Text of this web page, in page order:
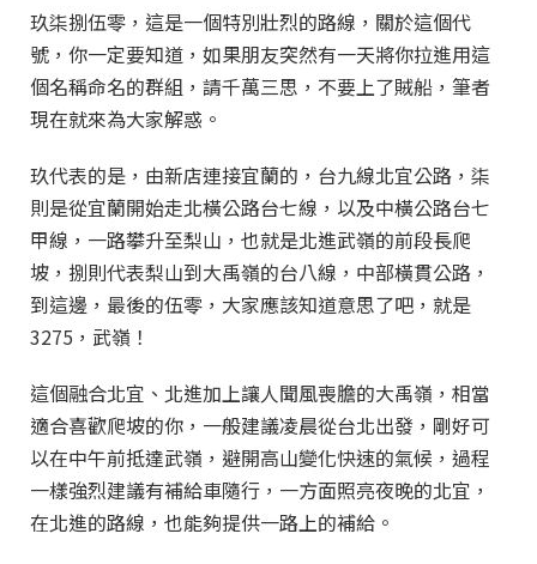
玖柒捌伍零，這是一個特別壯烈的路線，關於這個代
號，你一定要知道，如果朋友突然有一天將你拉進用這
個名稱命名的群組，請千萬三思，不要上了賊船，筆者
現在就來為大家解惑。
玖代表的是，由新店連接宜蘭的，台九線北宜公路，柒
則是從宜蘭開始走北橫公路台七線，以及中橫公路台七
甲線，一路攀升至梨山，也就是北進武嶺的前段長爬
坡，捌則代表梨山到大禹嶺的台八線，中部橫貫公路，
到這邊，最後的伍零，大家應該知道意思了吧，就是
3275，武嶺！
這個融合北宜、北進加上讓人聞風喪膽的大禹嶺，相當
適合喜歡爬坡的你，一般建議凌晨從台北出發，剛好可
以在中午前抵達武嶺，避開高山變化快速的氣候，過程
一樣強烈建議有補給車隨行，一方面照亮夜晚的北宜，
在北進的路線，也能夠提供一路上的補給。